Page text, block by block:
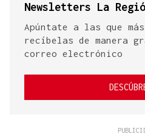
Newsletters La
Apúntate a las que
recíbelas de manera
correo electrónico